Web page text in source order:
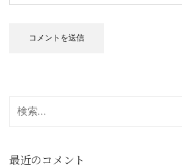
最近のコメント